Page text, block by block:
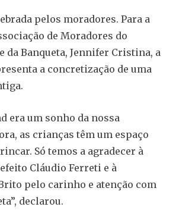
pelos moradores. Para a
de Moradores do
da Banqueta, Jennifer Cristina, a
a concretização de uma
era um sonho da nossa
as crianças têm um espaço
Só temos a agradecer à
Cláudio Ferreti e à
pelo carinho e atenção com
declarou.